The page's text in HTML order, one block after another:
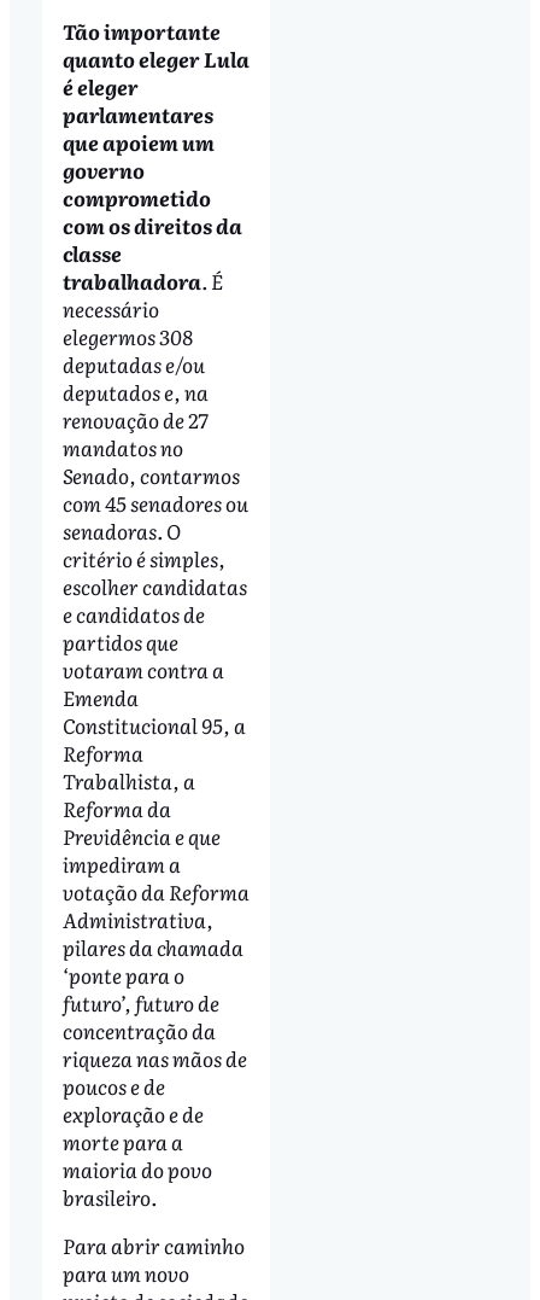
Tão importante
quanto eleger Lula
é eleger
parlamentares
que apoiem um
governo
comprometido
com os direitos da
classe
trabalhadora. É
necessário
elegermos 308
deputadas e/ou
deputados e, na
renovação de 27
mandatos no
Senado, contarmos
com 45 senadores ou
senadoras. O
critério é simples,
escolher candidatas
e candidatos de
partidos que
votaram contra a
Emenda
Constitucional 95, a
Reforma
Trabalhista, a
Reforma da
Previdência e que
impediram a
votação da Reforma
Administrativa,
pilares da chamada
‘ponte para o
futuro’, futuro de
concentração da
riqueza nas mãos de
poucos e de
exploração e de
morte para a
maioria do povo
brasileiro.
Para abrir caminho
para um novo